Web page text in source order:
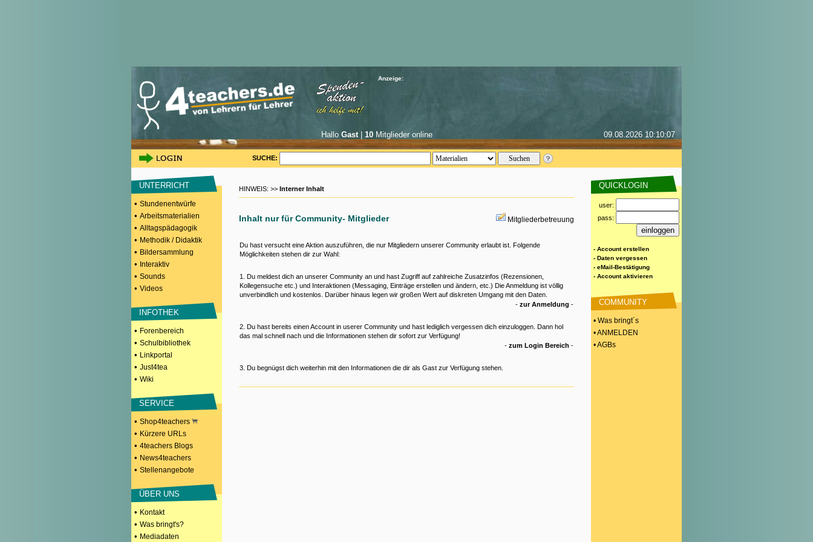
Anzeige:
Hallo Gast| 10 Mitglieder online 09.08.2026 10:10:07
SUCHE:
UNTERRICHT
• Stundenentwürfe
• Arbeitsmaterialien
• Alltagspädagogik
• Methodik / Didaktik
• Bildersammlung
• Interaktiv
• Sounds
• Videos
INFOTHEK
• Forenbereich
• Schulbibliothek
• Linkportal
• Just4tea
• Wiki
SERVICE
• Shop4teachers
• Kürzere URLs
• 4teachers Blogs
• News4teachers
• Stellenangebote
ÜBER UNS
• Kontakt
• Was bringt's?
• Mediadaten
HINWEIS: >> Interner Inhalt
Inhalt nur für Community- Mitglieder Mitgliederbetreuung
Du hast versucht eine Aktion auszuführen, die nur Mitgliedern unserer Community erlaubt ist. Folgende
Möglichkeiten stehen dir zur Wahl:
1. Du meldest dich an unserer Community an und hast Zugriff auf zahlreiche Zusatzinfos (Rezensionen,
Kollegensuche etc.) und Interaktionen (Messaging, Einträge erstellen und ändern, etc.) Die Anmeldung ist völlig
unverbindlich und kostenlos. Darüber hinaus legen wir großen Wert auf diskreten Umgang mit den Daten.
- zur Anmeldung -
2. Du hast bereits einen Account in userer Community und hast lediglich vergessen dich einzuloggen. Dann hol
das mal schnell nach und die Informationen stehen dir sofort zur Verfügung!
- zum Login Bereich -
3. Du begnügst dich weiterhin mit den Informationen die dir als Gast zur Verfügung stehen.
QUICKLOGIN
user:
pass:
- Account erstellen
- Daten vergessen
- eMail-Bestätigung
- Account aktivieren
COMMUNITY
• Was bringt´s
• ANMELDEN
• AGBs